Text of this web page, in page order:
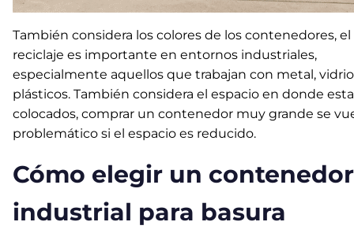
También considera los colores de los contenedores, el
reciclaje es importante en entornos industriales,
especialmente aquellos que trabajan con metal,
plásticos. También considera el espacio en donde
colocados, comprar un contenedor muy grande se
problemático si el espacio es reducido.
Cómo elegir un contenedor
industrial para basura